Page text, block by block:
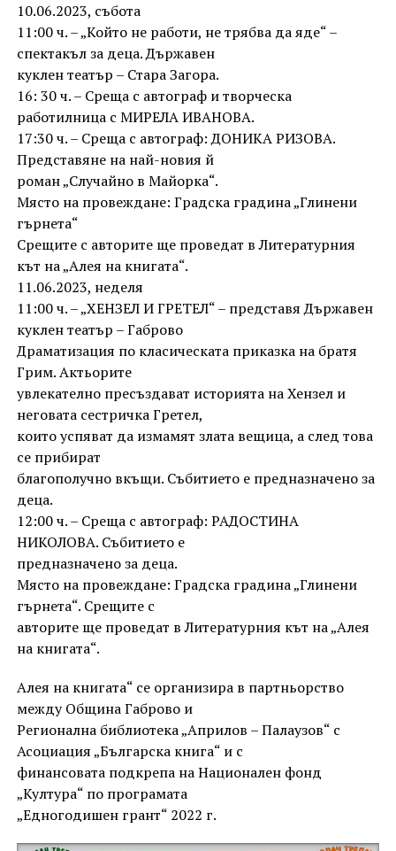
10.06.2023, събота
11:00 ч. – „Който не работи, не трябва да яде“ –
спектакъл за деца. Държавен
куклен театър – Стара Загора.
16: 30 ч. – Среща с автограф и творческа
работилница с МИРЕЛА ИВАНОВА.
17:30 ч. – Среща с автограф: ДОНИКА РИЗОВА.
Представяне на най-новия й
роман „Случайно в Майорка“.
Място на провеждане: Градска градина „Глинени
гърнета“
Срещите с авторите ще проведат в Литературния
кът на „Алея на книгата“.
11.06.2023, неделя
11:00 ч. – „ХЕНЗЕЛ И ГРЕТЕЛ“ – представя Държавен
куклен театър – Габрово
Драматизация по класическата приказка на братя
Грим. Актьорите
увлекателно пресъздават историята на Хензел и
неговата сестричка Гретел,
които успяват да измамят злата вещица, а след това
се прибират
благополучно вкъщи. Събитието е предназначено за
деца.
12:00 ч. – Среща с автограф: РАДОСТИНА
НИКОЛОВА. Събитието е
предназначено за деца.
Място на провеждане: Градска градина „Глинени
гърнета“. Срещите с
авторите ще проведат в Литературния кът на „Алея
на книгата“.
Алея на книгата“ се организира в партньорство
между Община Габрово и
Регионална библиотека „Априлов – Палаузов“ с
Асоциация „Българска книга“ и с
финансовата подкрепа на Национален фонд
„Култура“ по програмата
„Едногодишен грант“ 2022 г.